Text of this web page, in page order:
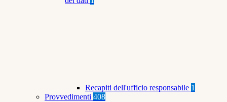
Recapiti dell'ufficio responsabile 1
Provvedimenti 408